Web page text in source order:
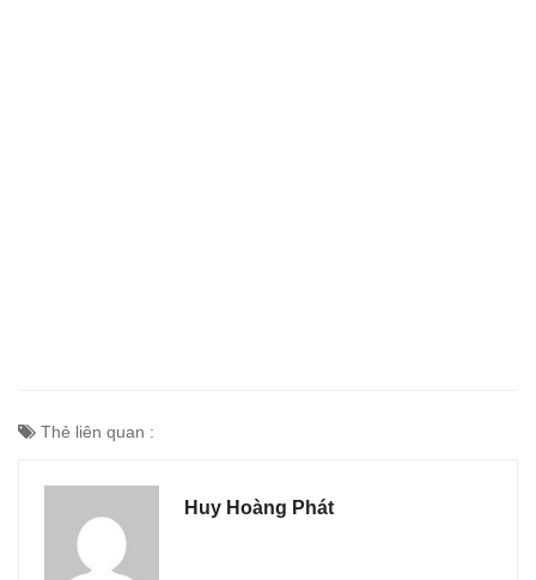
Thẻ liên quan :
Huy Hoàng Phát